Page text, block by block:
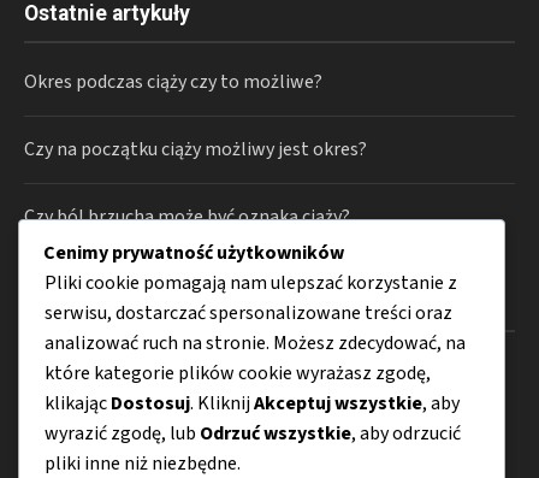
Ostatnie artykuły
Okres podczas ciąży czy to możliwe?
Czy na początku ciąży możliwy jest okres?
Czy ból brzucha może być oznaką ciąży?
Kategorie
Ciąża
Poród
Karmienie niemowląt
Cenimy prywatność użytkowników
Pliki cookie pomagają nam ulepszać korzystanie z
serwisu, dostarczać spersonalizowane treści oraz
analizować ruch na stronie. Możesz zdecydować, na
które kategorie plików cookie wyrażasz zgodę,
klikającDostosuj. KliknijAkceptuj wszystkie, aby
wyrazić zgodę, lub Odrzuć wszystkie, aby odrzucić
pliki inne niż niezbędne.